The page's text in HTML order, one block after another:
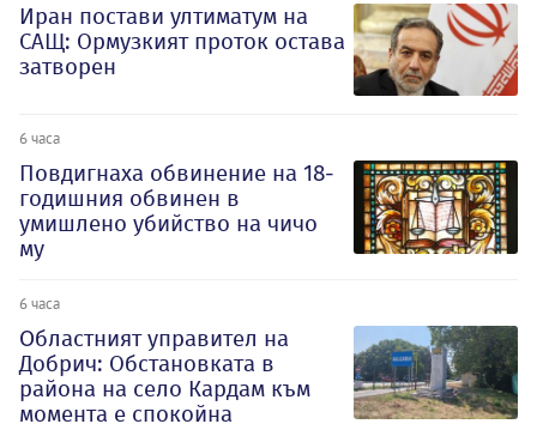
Иран постави ултиматум на
САЩ: Ормузкият проток остава
затворен
6 часа
Повдигнаха обвинение на 18-
годишния обвинен в
умишлено убийство на чичо
му
6 часа
Oбластният управител на
Добрич: Обстановката в
района на село Кардам към
момента е спокойна